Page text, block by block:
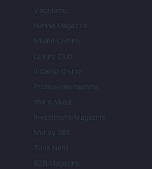
Viaggiamo
Nonne Magazine
Milano Cortina
Luxury Club
Il Calcio Online
Professione mamma
World Music
Investimenti Magazine
Money 365
Zona Nerd
B2B Magazine